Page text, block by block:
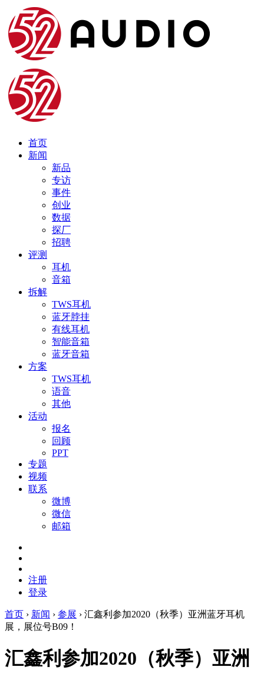
首页
新闻
新品
专访
事件
创业
数据
探厂
招聘
评测
耳机
音箱
拆解
TWS耳机
蓝牙脖挂
有线耳机
智能音箱
蓝牙音箱
方案
TWS耳机
语音
其他
活动
报名
回顾
PPT
专题
视频
联系
微博
微信
邮箱
注册
登录
首页 › 新闻 › 参展 › 汇鑫利参加2020（秋季）亚洲蓝牙耳机
展，展位号B09！
汇鑫利参加2020（秋季）亚洲